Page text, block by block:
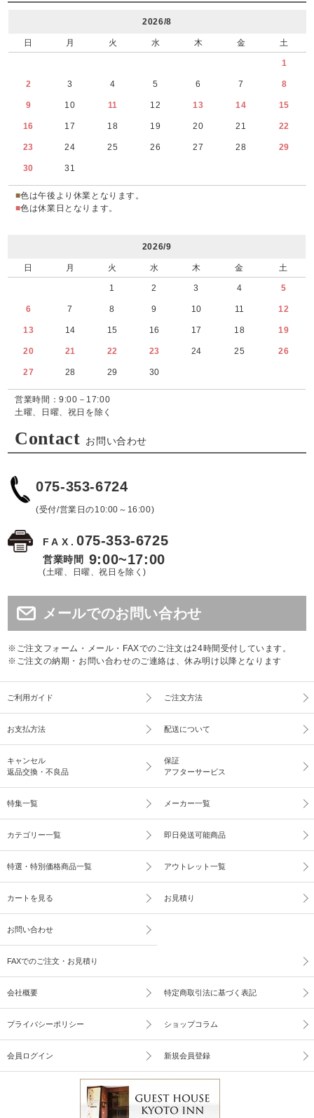
2026/8
日 月 火 水 木 金 土
1
2 3 4 5 6 7 8
9 10 11 12 13 14 15
16 17 18 19 20 21 22
23 24 25 26 27 28 29
30 31
■色は午後より休業となります。
■色は休業日となります。
2026/9
日 月 火 水 木 金 土
1 2 3 4 5
6 7 8 9 10 11 12
13 14 15 16 17 18 19
20 21 22 23 24 25 26
27 28 29 30
営業時間：9:00－17:00
土曜、日曜、祝日を除く
Contact お問い合わせ
075-353-6724
(受付/営業日の10:00～16:00)
FAX.075-353-6725
営業時間 9:00~17:00
(土曜、日曜、祝日を除く)
メールでのお問い合わせ
※ご注文フォーム・メール・FAXでのご注文は24時間受付しています。
※ご注文の納期・お問い合わせのご連絡は、休み明け以降となります
ご利用ガイド ご注文方法
お支払方法 配送について
キャンセル
返品交換・不良品
保証
アフターサービス
特集一覧 メーカー一覧
カテゴリー一覧 即日発送可能商品
特選・特別価格商品一覧 アウトレット一覧
カートを見る お見積り
お問い合わせ
FAXでのご注文・お見積り
会社概要 特定商取引法に基づく表記
プライバシーポリシー ショップコラム
会員ログイン 新規会員登録